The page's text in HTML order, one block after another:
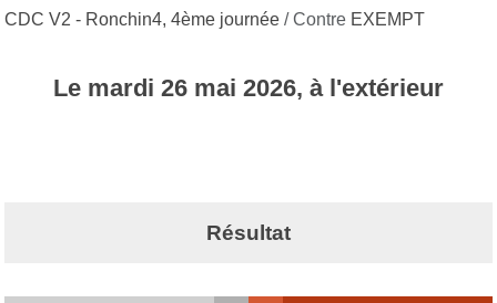
CDC V2 - Ronchin4, 4ème journée / Contre EXEMPT
Le mardi 26 mai 2026, à l'extérieur
Résultat